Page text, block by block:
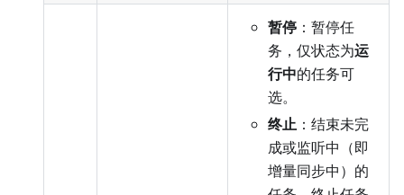
暂停 ：暂停任
务，仅状态为运
行中的任务可
选。
终止 ：结束未完
成或监听中（即
增量同步中）的